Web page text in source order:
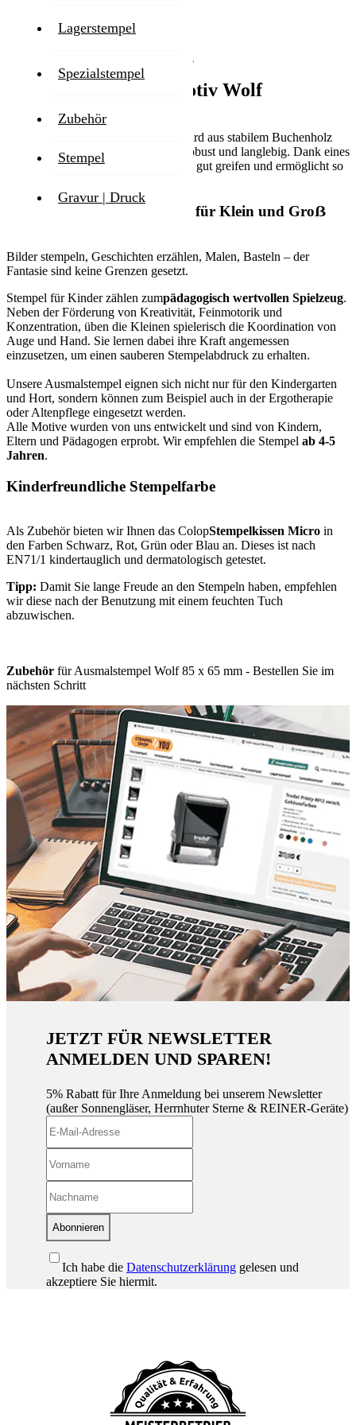
Lagerstempel
Spezialstempel
Zubehör
Stempel
Gravur | Druck
Zum Ende der Bildgalerie springen
Ausmalstempel mit Motiv Wolf
Unser Malstempel mit Motiv Wolf wird aus stabilem Buchenholz
gefertigt und ist dadurch besonders robust und langlebig. Dank eines
stabilen Griffes lässt sich der Stempel gut greifen und ermöglicht so
Faszinierende Beschäftigung für Klein und Groẞ
Bilder stempeln, Geschichten erzählen, Malen, Basteln – der
Fantasie sind keine Grenzen gesetzt.
Stempel für Kinder zählen zumpädagogisch wertvollen Spielzeug.
Neben der Förderung von Kreativität, Feinmotorik und
Konzentration, üben die Kleinen spielerisch die Koordination von
Auge und Hand. Sie lernen dabei ihre Kraft angemessen
einzusetzen, um einen sauberen Stempelabdruck zu erhalten.
Unsere Ausmalstempel eignen sich nicht nur für den Kindergarten
und Hort, sondern können zum Beispiel auch in der Ergotherapie
oder Altenpflege eingesetzt werden.
Alle Motive wurden von uns entwickelt und sind von Kindern,
Eltern und Pädagogen erprobt. Wir empfehlen die Stempel ab 4-5
Jahren.
Kinderfreundliche Stempelfarbe
Als Zubehör bieten wir Ihnen das ColopStempelkissen Micro in
den Farben Schwarz, Rot, Grün oder Blau an. Dieses ist nach
EN71/1 kindertauglich und dermatologisch getestet.
Tipp: Damit Sie lange Freude an den Stempeln haben, empfehlen
wir diese nach der Benutzung mit einem feuchten Tuch
abzuwischen.
Zubehör für Ausmalstempel Wolf 85 x 65 mm - Bestellen Sie im
nächsten Schritt
JETZT FÜR NEWSLETTER
ANMELDEN UND SPAREN!
5% Rabatt für Ihre Anmeldung bei unserem Newsletter
(außer Sonnengläser, Herrnhuter Sterne & REINER-Geräte)
Abonnieren
Ich habe die Datenschutzerklärung gelesen und
akzeptiere Sie hiermit.